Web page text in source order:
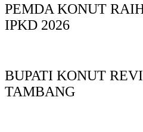
PEMDA KONUT
IPKD 2026
BUPATI KONUT
TAMBANG